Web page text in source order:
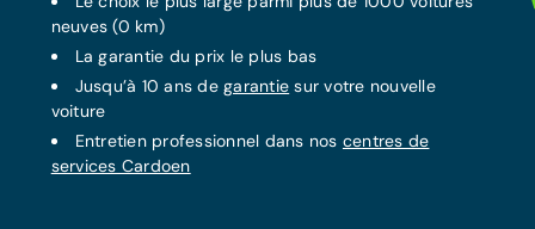
neuves (0 km)
Lagarantie du prix le plus bas
Jusqu’à 10 ans degarantie sur votre nouvelle
voiture
Entretien professionnel dans nos centres de
services Cardoen